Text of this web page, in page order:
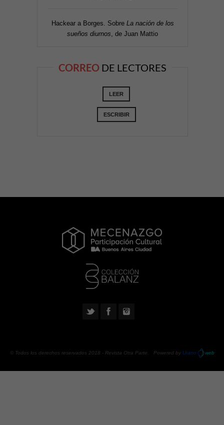
Hackear a Borges. Sobre La nación de los
sueños diurnos , de Juan Mattio
CORREO DE LECTORES
LEER
ESCRIBIR
© Todos los derechos reservados 2018 - Revista Otra Parte . Powered by Urano web